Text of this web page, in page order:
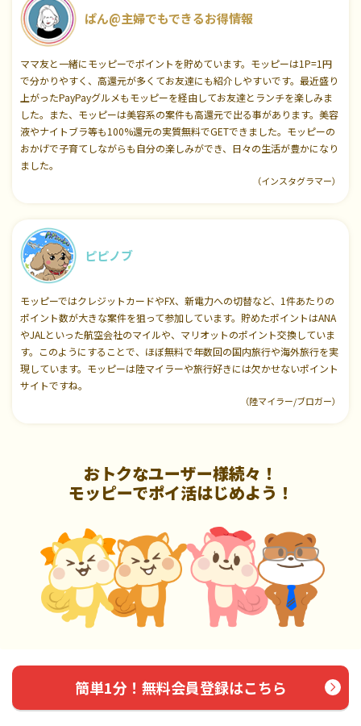
ぱん@主婦でもできるお得情報
ママ友と一緒にモッピーでポイントを貯めています。モッピーは1P=1円
で分かりやすく、高還元が多くてお友達にも紹介しやすいです。最近盛り
上がったPayPayグルメもモッピーを経由してお友達とランチを楽しみま
した。また、モッピーは美容系の案件も高還元で出る事があります。美容
液やナイトブラ等も100%還元の実質無料でGETできました。モッピーの
おかげで子育てしながらも自分の楽しみができ、日々の生活が豊かになり
ました。
（インスタグラマー）
ピピノブ
モッピーではクレジットカードやFX、新電力への切替など、1件あたりの
ポイント数が大きな案件を狙って参加しています。貯めたポイントはANA
やJALといった航空会社のマイルや、マリオットのポイント交換していま
す。このようにすることで、ほぼ無料で年数回の国内旅行や海外旅行を実
現しています。モッピーは陸マイラーや旅行好きには欠かせないポイント
サイトですね。
（陸マイラー/ブロガー）
おトクなユーザー様続々！
モッピーでポイ活はじめよう！
簡単1分！無料会員登録はこちら